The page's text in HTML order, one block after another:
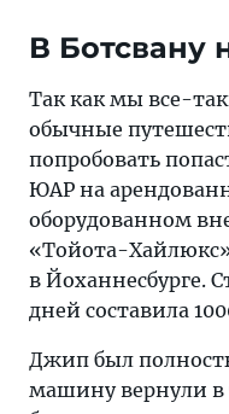
В Ботсвану
Так как мы все-
обычные
попробовать
ЮАР на
оборудованном
«Тойота-
в Йоханнесбурге.
дней составила
Джип был
машину вернули в